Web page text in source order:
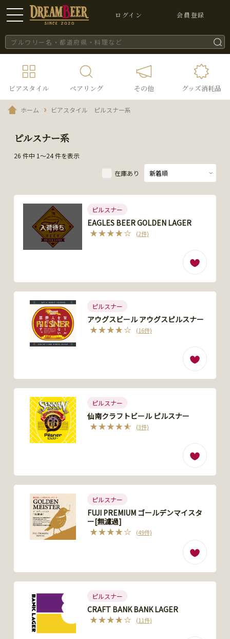
ログイン 会員登録
ビアスタイル ペアリング その他 グッズ消耗品
ホーム ビアスタイル ピルスナー系
ピルスナー系
在庫あり
26 件中 1～24 件を表示
入荷待ち
ピルスナー
EAGLES BEER GOLDEN LAGER
(2件)
ピルスナー
アウグスビール アウグスピルスナー
(16件)
ピルスナー
仙南クラフトビール ピルスナー
(3件)
ピルスナー
FUJI PREMIUM ゴールデンマイスタ
ー[無濾過]
(49件)
ピルスナー
CRAFT BANK BANK LAGER
(11件)